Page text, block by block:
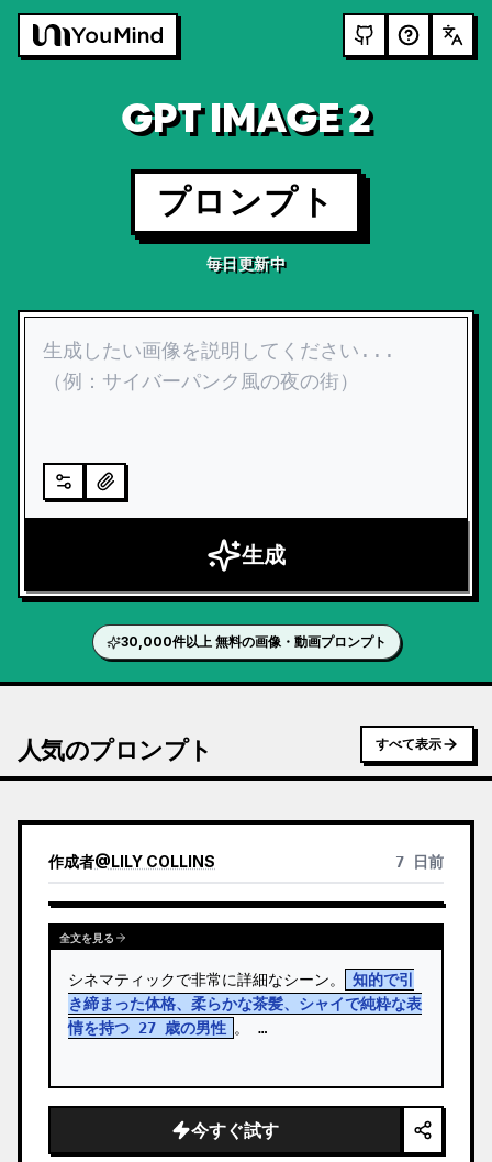
GPT IMAGE 2
プロンプト
毎日更新中
生成
30,000件以上 無料の画像・動画プロンプト
人気のプロンプト すべて表示
作成者@LILY COLLINS 7 日前
全文を見る
シネマティックで非常に詳細なシーン。
知的で引
き締まった体格、柔らかな茶髪、シャイで純粋な表
情を持つ 27 歳の男性 。 …
今すぐ試す